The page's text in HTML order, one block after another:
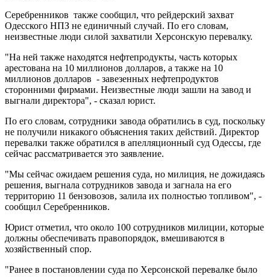
Серебренников также сообщил, что рейдерский захват
Одесского НПЗ не единичный случай. По его словам,
неизвестные люди силой захватили Херсонскую перевалку.
"На ней также находятся нефтепродукты, часть которых
арестована на 10 миллионов долларов, а также на 10
миллионов долларов - завезенных нефтепродуктов
сторонними фирмами. Неизвестные люди зашли на завод и
выгнали директора", - сказал юрист.
По его словам, сотрудники завода обратились в суд, поскольку
не получили никакого объяснения таких действий. Директор
перевалки также обратился в апелляционный суд Одессы, где
сейчас рассматривается это заявление.
"Мы сейчас ожидаем решения суда, но милиция, не дожидаясь
решения, выгнала сотрудников завода и загнала на его
территорию 11 бензовозов, залила их полностью топливом", -
сообщил Серебренников.
Юрист отметил, что около 100 сотрудников милиции, которые
должны обеспечивать правопорядок, вмешиваются в
хозяйственный спор.
"Ранее в постановлении суда по Херсонской перевалке было